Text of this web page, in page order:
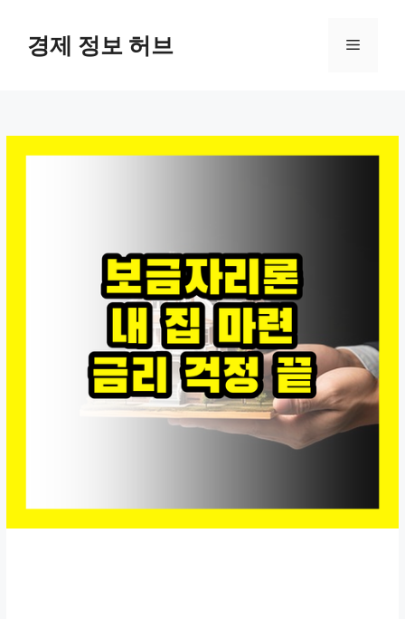
경제 정보 허브 메